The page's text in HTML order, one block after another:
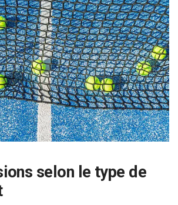
selon le type de